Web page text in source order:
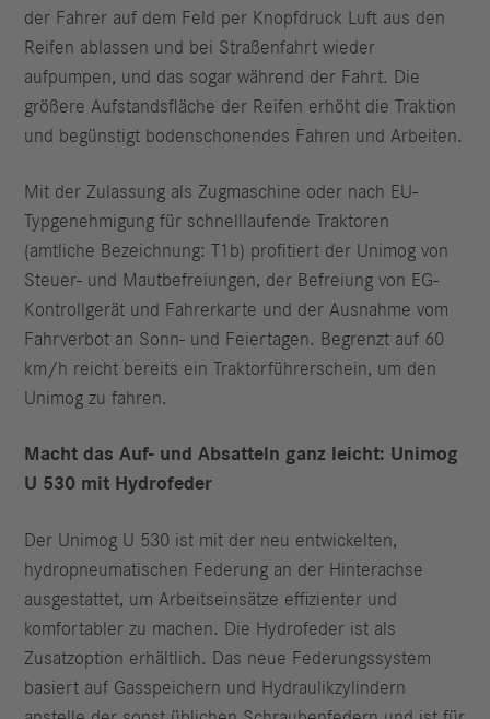
der Fahrer auf dem Feld per Knopfdruck Luft aus den
Reifen ablassen und bei Straßenfahrt wieder
aufpumpen, und das sogar während der Fahrt. Die
größere Aufstandsfläche der Reifen erhöht die Traktion
und begünstigt bodenschonendes Fahren und Arbeiten.
Mit der Zulassung als Zugmaschine oder nach EU-
Typgenehmigung für schnelllaufende Traktoren
(amtliche Bezeichnung: T1b) profitiert der Unimog von
Steuer- und Mautbefreiungen, der Befreiung von EG-
Kontrollgerät und Fahrerkarte und der Ausnahme vom
Fahrverbot an Sonn- und Feiertagen. Begrenzt auf 60
km/h reicht bereits ein Traktorführerschein, um den
Unimog zu fahren.
Macht das Auf- und Absatteln ganz leicht: Unimog
U 530 mit Hydrofeder
Der Unimog U 530 ist mit der neu entwickelten,
hydropneumatischen Federung an der Hinterachse
ausgestattet, um Arbeitseinsätze effizienter und
komfortabler zu machen. Die Hydrofeder ist als
Zusatzoption erhältlich. Das neue Federungssystem
basiert auf Gasspeichern und Hydraulikzylindern